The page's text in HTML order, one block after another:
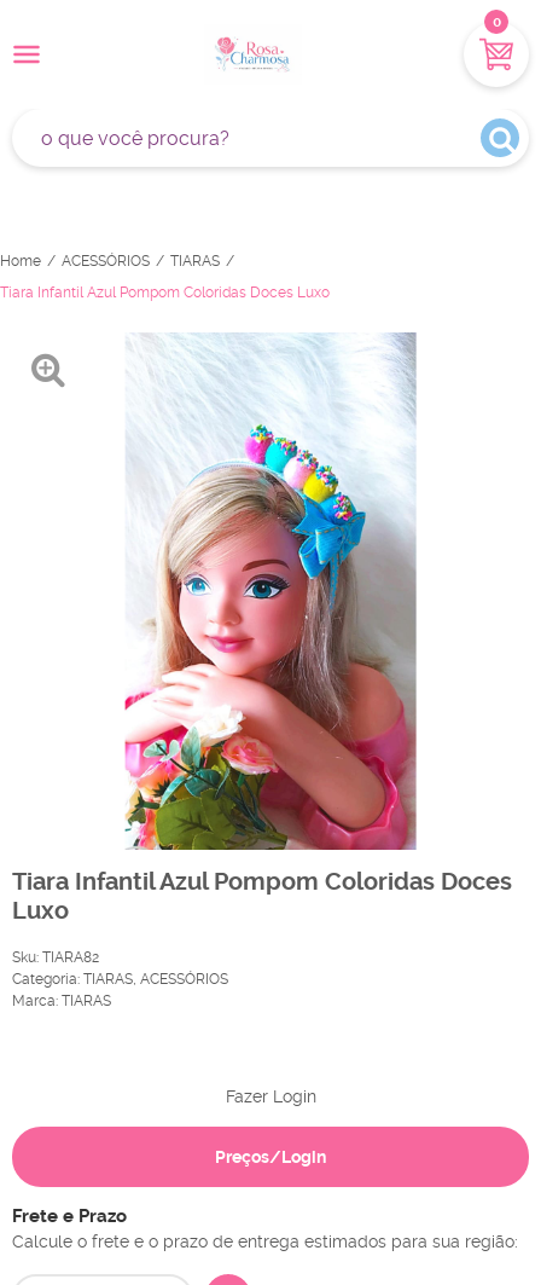
0
Home ACESSÓRIOS
TIARAS
Tiara Infantil Azul Pompom Coloridas Doces Luxo
Tiara Infantil Azul Pompom Coloridas Doces
Luxo
Sku: TIARA82
Categoria: TIARAS, ACESSÓRIOS
Marca: TIARAS
Fazer Login
Preços/Login
Frete e Prazo
Calcule o frete e o prazo de entrega estimados para sua região: